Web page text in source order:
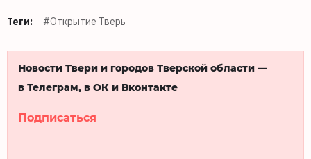
Теги: #Открытие Тверь
Новости Твери и городов Тверской области —
в Телеграм, в ОК и Вконтакте
Подписаться